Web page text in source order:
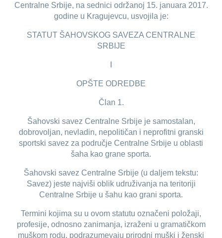
Centralne Srbije, na sednici održanoj 15. januara 2017.
godine u Kragujevcu, usvojila je:
STATUT ŠAHOVSKOG SAVEZA CENTRALNE
SRBIJE
OPŠTE ODREDBE
Član 1.
Šahovski savez Centralne Srbije je samostalan,
dobrovoljan, nevladin, nepolitičan i neprofitni granski
sportski savez za područje Centralne Srbije u oblasti
šaha kao grane sporta.
Šahovski savez Centralne Srbije (u daljem tekstu:
Savez) jeste najviši oblik udruživanja na teritoriji
Centralne Srbije u šahu kao grani sporta.
Termini kojima su u ovom statutu označeni položaji,
profesije, odnosno zanimanja, izraženi u gramatičkom
muškom rodu, podrazumevaju prirodni muški i ženski